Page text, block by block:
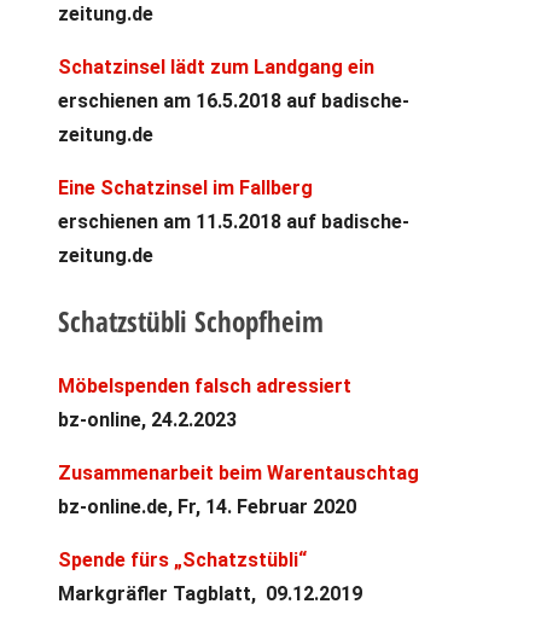
zeitung.de
Schatzinsel lädt zum Landgang ein
erschienen am 16.5.2018 auf badische-
zeitung.de
Eine Schatzinsel im Fallberg
erschienen am 11.5.2018 auf badische-
zeitung.de
Schatzstübli Schopfheim
Möbelspenden falsch adressiert
bz-online, 24.2.2023
Zusammenarbeit beim Warentauschtag
bz-online.de, Fr, 14. Februar 2020
Spende fürs „Schatzstübli“
Markgräfler Tagblatt, 09.12.2019